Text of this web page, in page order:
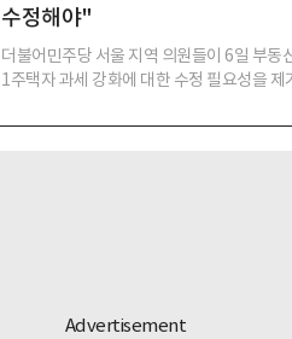
수정해야"
더불어민주당 서울 지역 의원들이 6일 부동
1주택자 과세 강화에 대한 수정 필요성을 제